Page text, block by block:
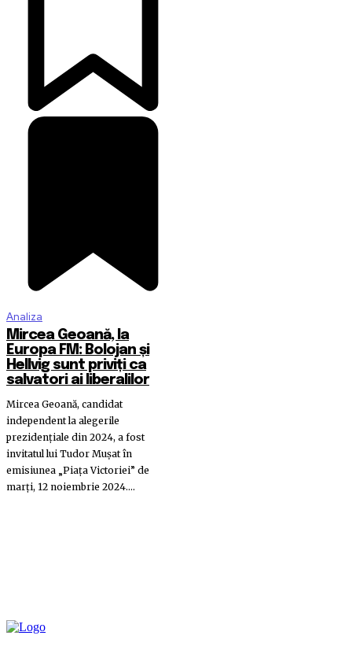
Analiza
Mircea Geoană, la
Europa FM: Bolojan și
Hellvig sunt priviți ca
salvatori ai liberalilor
Mircea Geoană, candidat
independent la alegerile
prezidențiale din 2024, a fost
invitatul lui Tudor Mușat în
emisiunea „Piața Victoriei” de
marți, 12 noiembrie 2024....